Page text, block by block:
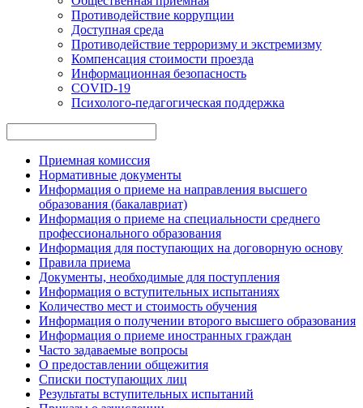
Противодействие коррупции
Доступная среда
Противодействие терроризму и экстремизму
Компенсация стоимости проезда
Информационная безопасность
COVID-19
Психолого-педагогическая поддержка
Приемная комиссия
Нормативные документы
Информация о приеме на направления высшего
образования (бакалавриат)
Информация о приеме на специальности среднего
профессионального образования
Информация для поступающих на договорную основу
Правила приема
Документы, необходимые для поступления
Информация о вступительных испытаниях
Количество мест и стоимость обучения
Информация о получении второго высшего образования
Информация о приеме иностранных граждан
Часто задаваемые вопросы
О предоставлении общежития
Списки поступающих лиц
Результаты вступительных испытаний